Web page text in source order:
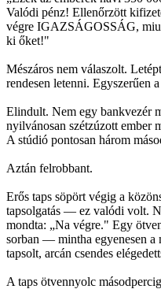
Valódi pénz! Ellenőrzött
végre IGAZSÁGOSSÁG,
ki őket!"
Mészáros nem válaszolt.
rendesen letenni. Egyszerűen
Elindult. Nem egy bankvezér
nyilvánosan szétzúzott ember
A stúdió pontosan három
Aztán felrobbant.
Erős taps söpört végig a
tapsolgatás — ez valódi volt.
mondta: „Na végre." Egy
sorban — mintha egyenesen
tapsolt, arcán csendes
A taps ötvennyolc